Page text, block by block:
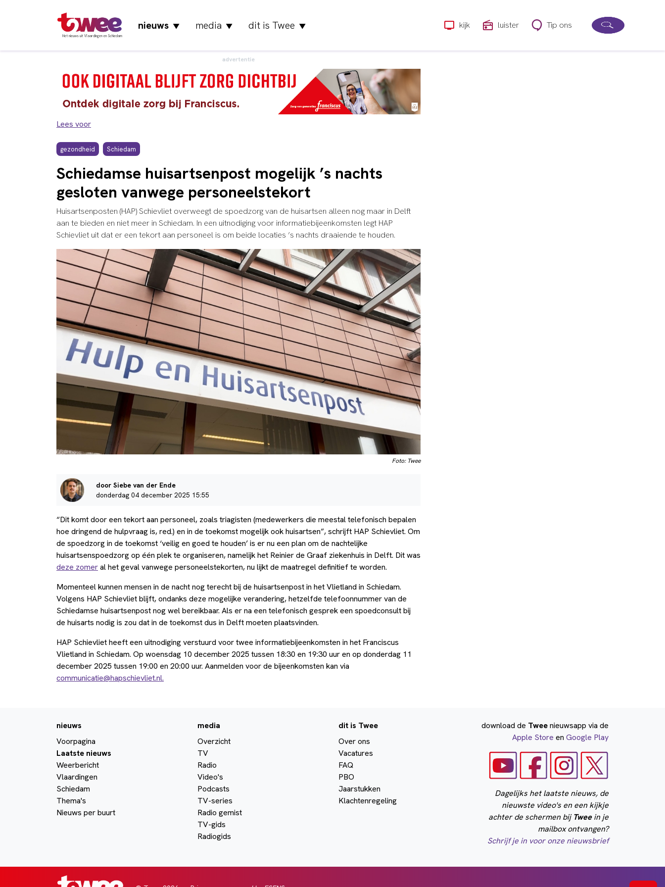
Het nieuws uit Vlaardingen en Schiedam
nieuws▼ media ▼ dit is Twee ▼ kijk luister Tip ons
advertentie
Lees voor
gezondheid Schiedam
Schiedamse huisartsenpost mogelijk ’s nachts
gesloten vanwege personeelstekort
Huisartsenposten (HAP) Schievliet overweegt de spoedzorg van de huisartsen alleen nog maar in Delft
aan te bieden en niet meer in Schiedam. In een uitnodiging voor informatiebijeenkomsten legt HAP
Schievliet uit dat er een tekort aan personeel is om beide locaties ’s nachts draaiende te houden.
Foto: Twee
door Siebe van der Ende
donderdag 04 december 2025 15:55
“Dit komt door een tekort aan personeel, zoals triagisten (medewerkers die meestal telefonisch bepalen
hoe dringend de hulpvraag is, red.) en in de toekomst mogelijk ook huisartsen”, schrijft HAP Schievliet. Om
de spoedzorg in de toekomst ‘veilig en goed te houden’ is er nu een plan om de nachtelijke
huisartsenspoedzorg op één plek te organiseren, namelijk het Reinier de Graaf ziekenhuis in Delft. Dit was
deze zomeral het geval vanwege personeelstekorten, nu lijkt de maatregel definitief te worden.
Momenteel kunnen mensen in de nacht nog terecht bij de huisartsenpost in het Vlietland in Schiedam.
Volgens HAP Schievliet blijft, ondanks deze mogelijke verandering, hetzelfde telefoonnummer van de
Schiedamse huisartsenpost nog wel bereikbaar. Als er na een telefonisch gesprek een spoedconsult bij
de huisarts nodig is zou dat in de toekomst dus in Delft moeten plaatsvinden.
HAP Schievliet heeft een uitnodiging verstuurd voor twee informatiebijeenkomsten in het Franciscus
Vlietland in Schiedam. Op woensdag 10 december 2025 tussen 18:30 en 19:30 uur en op donderdag 11
december 2025 tussen 19:00 en 20:00 uur. Aanmelden voor de bijeenkomsten kan via
communicatie@hapschievliet.nl.
nieuws
Voorpagina
Laatste nieuws
Weerbericht
Vlaardingen
Schiedam
Thema's
Nieuws per buurt
media
Overzicht
TV
Radio
Video's
Podcasts
TV-series
Radio gemist
TV-gids
Radiogids
dit is Twee
Over ons
Vacatures
FAQ
PBO
Jaarstukken
Klachtenregeling
download de Tweenieuwsapp via de
Apple Store en Google Play
Dagelijks het laatste nieuws, de
nieuwste video's en een kijkje
achter de schermen bijTweein je
mailbox ontvangen?
Schrijf je in voor onze nieuwsbrief